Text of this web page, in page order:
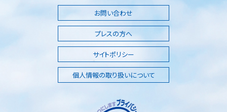
お問い合わせ
プレスの方へ
サイトポリシー
個人情報の取り扱いについて